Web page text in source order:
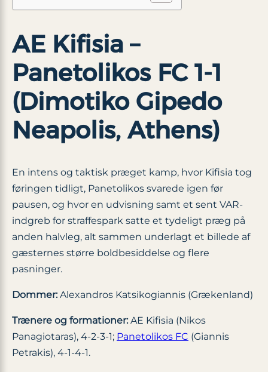
AE Kifisia –
Panetolikos FC 1-1
(Dimotiko Gipedo
Neapolis, Athens)
En intens og taktisk præget kamp, hvor Kifisia tog
føringen tidligt, Panetolikos svarede igen før
pausen, og hvor en udvisning samt et sent VAR-
indgreb for straffespark satte et tydeligt præg på
anden halvleg, alt sammen underlagt et billede af
gæsternes større boldbesiddelse og flere
pasninger.
Dommer:Alexandros Katsikogiannis (Grækenland)
Trænere og formationer:AE Kifisia (Nikos
Panagiotaras), 4-2-3-1; Panetolikos FC (Giannis
Petrakis), 4-1-4-1.